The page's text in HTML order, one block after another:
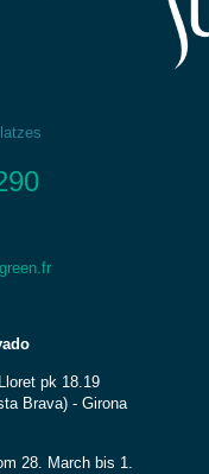
pk 18.19
Brava) - Girona
28. March bis 1.